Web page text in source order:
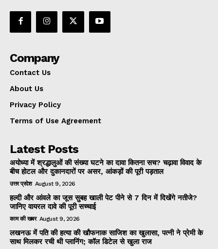
Company
Contact Us
About Us
Privacy Policy
Terms of Use Agreement
Latest Posts
अयोध्या में श्रद्धालुओं की संख्या घटने का दावा कितना सच? चढ़ावा विवाद के
बीच होटल और दुकानदारों पर असर, आंकड़ों की पूरी पड़ताल
उत्तर प्रदेश August 9, 2026
हल्दी और आंवले का जूस सुबह खाली पेट पीने से 7 दिन में दिखेंगे नतीजे?
जानिए वायरल दावे की पूरी सच्चाई
काम की खबर August 9, 2026
लखनऊ में पति की हत्या की खौफनाक साजिश का खुलासा, पत्नी ने प्रेमी के
साथ मिलकर रची थी प्लानिंग; कॉल डिटेल से खुला राज